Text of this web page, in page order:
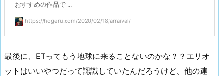
おすすめの作品で ...
https://hogeru.com/2020/02/18/arraival/
最後に、ETってもう地球に来ることないのかな？？エリオ
ットはいいやつだって認識していたんだろうけど、他の連